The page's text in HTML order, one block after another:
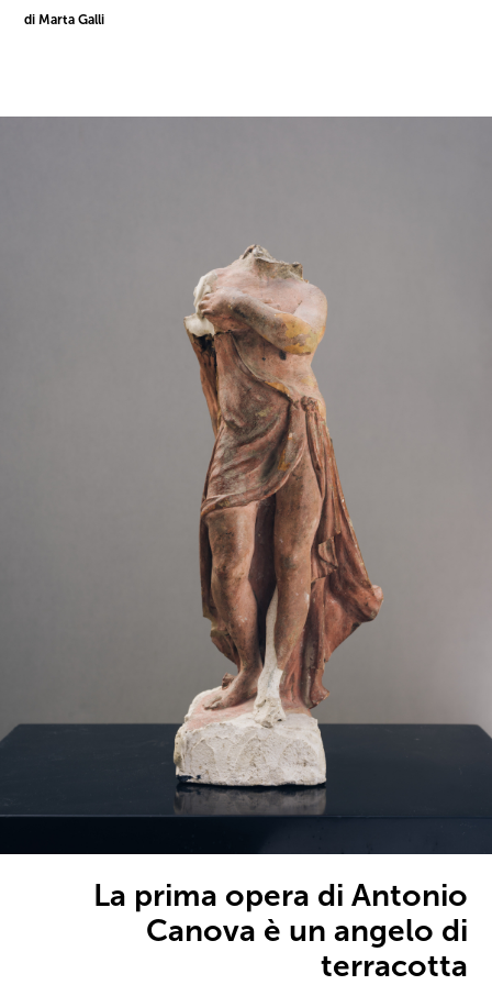
di Marta Galli
La prima opera di Antonio
Canova è un angelo di
terracotta